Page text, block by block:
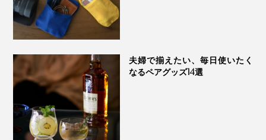
夫婦で揃えたい、毎日使いたく
なるペアグッズ14選